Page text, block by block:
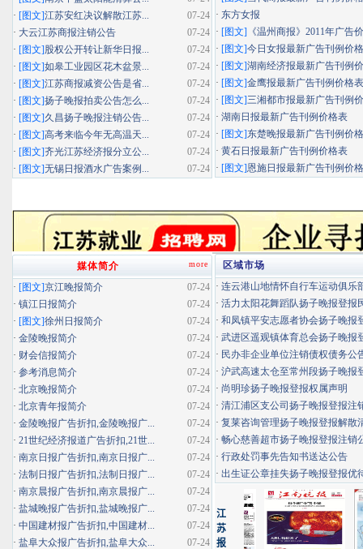
· 东方女报
· [图文] 《温州商报》2011年广告
· [图文]今日女报最新广告刊例价
· [图文]湖南经济报最新广告刊例
· [图文]金鹰报最新广告刊例价格表
· [图文]三湘都市报最新广告刊例
· 湖南日报最新广告刊例价格表
· [图文]东楚晚报最新广告刊例价
· 黄石日报最新广告刊例价格表
· [图文]恩施日报最新广告刊例价
07-24
· [图文]江苏安红决议解散江苏...
07-24
· 大云江苏商报注销公告
07-24
· [图文]股权公开转让新华日报...
07-24
· [图文]如皋工业园区花木盆景...
07-24
· [图文]江苏商报减资公告是省...
07-24
· [图文]扬子晚报拍卖公告怎么...
07-24
· [图文]久昌扬子晚报注销公告...
07-24
· [图文]高考来临今年无高温天...
07-24
· [图文]齐光江苏经济报分立公...
07-24
· [图文]无锡日报酒水广告案例...
区域市场
· 连云港山地情怀自行车运动俱乐
· 活力太阳花舞蹈队扬子晚报登报
· 和凤镇平安志愿者协会扬子晚报
· 武进区遥观镇体育总会扬子晚报
· 民办非企业单位注销债权债务公
· 沪武高速太仓至常州段扬子晚报
· 尚明珍扬子晚报登报权属声明
· 清江浦区支公司扬子晚报登报注
· 复莱咨询管理扬子晚报登报解散
· 畅心慈善超市扬子晚报登报注销
· 行政处罚事先告知书送达公告
· 出生证公章挂失扬子晚报登报优
more
媒体简介
07-24
· [图文]京江晚报简介
07-24
· 镇江日报简介
07-24
· [图文]徐州日报简介
07-24
· 金陵晚报简介
07-24
· 财会信报简介
07-24
· 参考消息简介
07-24
· 北京晚报简介
07-24
· 北京青年报简介
07-24
· 金陵晚报广告折扣,金陵晚报广...
07-24
· 21世纪经济报道广告折扣,21世...
07-24
· 南京日报广告折扣,南京日报广...
07-24
· 法制日报广告折扣,法制日报广...
07-24
· 南京晨报广告折扣,南京晨报广...
07-24
· 盐城晚报广告折扣,盐城晚报广...
07-24
· 中国建材报广告折扣,中国建材...
07-24
· 盐阜大众报广告折扣,盐阜大众...